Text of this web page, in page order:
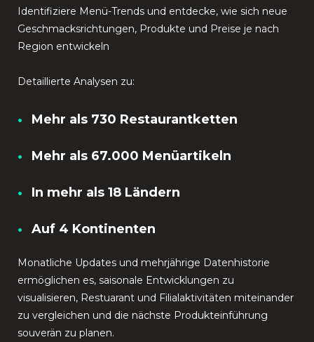
Identifiziere Menü-Trends und entdecke, wie sich neue
Geschmacksrichtungen, Produkte und Preise je nach
Region entwickeln
Detaillierte Analysen zu:
Mehr als 730 Restaurantketten
Mehr als 67.000 Menüartikeln
In mehr als 18 Ländern
Auf 4 Kontinenten
Monatliche Updates und mehrjährige Datenhistorie
ermöglichen es, saisonale Entwicklungen zu
visualisieren, Restuarant und Filialaktivitäten miteinander
zu vergleichen und die nächste Produkteinführung
souverän zu planen.